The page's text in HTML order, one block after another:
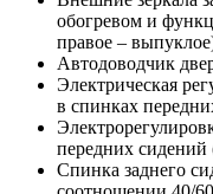
обогревом и
правое –
Автодоводчик
Электрическая
в спинках
передних сидений
Спинка заднего